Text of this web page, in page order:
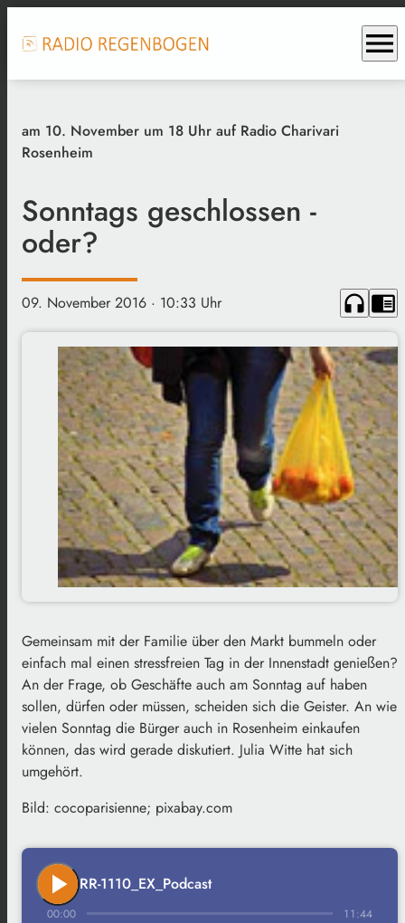
menu
am 10. November um 18 Uhr auf Radio Charivari
Rosenheim
Sonntags geschlossen -
oder?
09. November 2016 · 10:33 Uhr headphones chrome_reader_mode
Gemeinsam mit der Familie über den Markt bummeln oder
einfach mal einen stressfreien Tag in der Innenstadt genießen?
An der Frage, ob Geschäfte auch am Sonntag auf haben
sollen, dürfen oder müssen, scheiden sich die Geister. An wie
vielen Sonntag die Bürger auch in Rosenheim einkaufen
können, das wird gerade diskutiert. Julia Witte hat sich
umgehört.
Bild: cocoparisienne; pixabay.com
play_arrow RR-1110_EX_Podcast
00:00 11:44